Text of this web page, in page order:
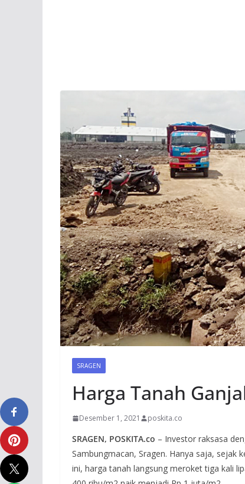
SRAGEN
Harga Tanah
Desember 1, 2021 poskita.co
SRAGEN, POSKITA.co – Investor raksasa
Sambungmacan, Sragen. Hanya saja, sejak
ini, harga tanah langsung meroket tiga kali